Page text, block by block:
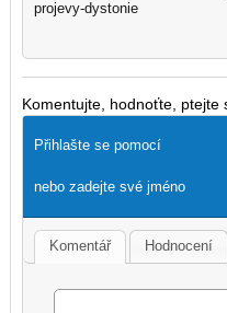
projevy-dystonie
Komentujte, hodnoťte, ptejte
Přihlašte se pomocí
nebo zadejte své jméno
Komentář Hodnocení